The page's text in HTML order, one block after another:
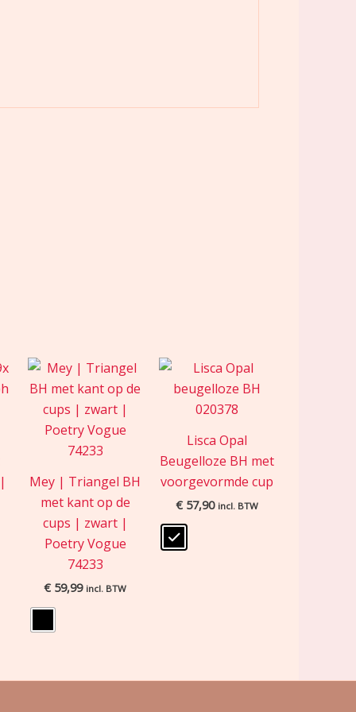
Mey | Triangel BH
met kant op de
cups | zwart |
Poetry Vogue
74233
€ 59,99 incl. BTW
Lisca Opal
Beugelloze BH met
voorgevormde cup
€ 57,90 incl. BTW